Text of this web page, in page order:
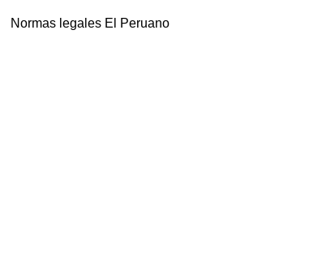
Normas legales El Peruano